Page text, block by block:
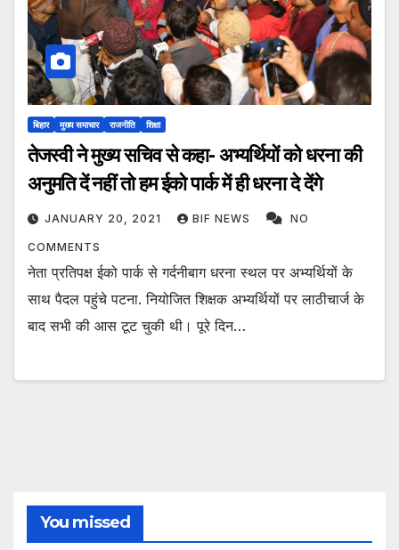
बिहार मुख्य समाचार राजनीति शिक्षा
तेजस्वी ने मुख्य सचिव से कहा- अभ्यर्थियों को धरना की
अनुमति दें नहीं तो हम ईको पार्क में ही धरना दे देंगे
JANUARY 20, 2021 BIF NEWS NO
COMMENTS
नेता प्रतिपक्ष ईको पार्क से गर्दनीबाग धरना स्थल पर अभ्यर्थियों के
साथ पैदल पहुंचे पटना. नियोजित शिक्षक अभ्यर्थियों पर लाठीचार्ज के
बाद सभी की आस टूट चुकी थी। पूरे दिन…
You missed